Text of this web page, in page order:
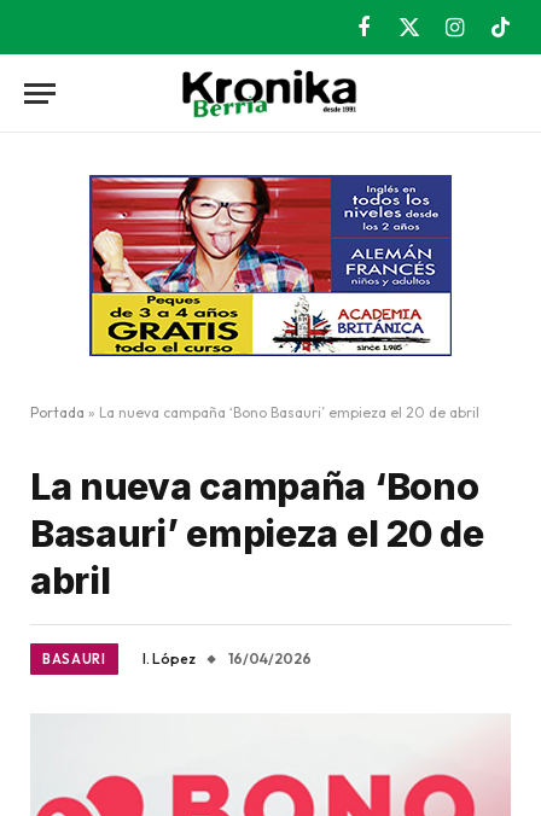
Facebook
X
Instagram
Portada » La nueva campaña ‘Bono Basauri’ empieza el 20 de abril
La nueva campaña ‘Bono
Basauri’ empieza el 20 de
abril
BASAURI I. López 16/04/2026